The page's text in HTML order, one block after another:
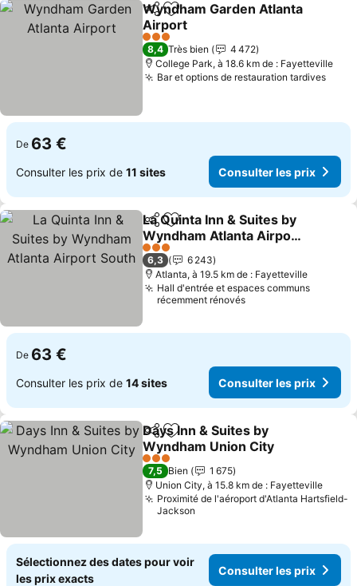
PartagerAjouter à mes favoris
Wyndham Garden Atlanta
Airport
Consulter les prix
3 Étoiles
8,4 Très bien
4 472
College Park, à 18.6 km de : Fayetteville
Bar et options de restauration tardives
De 63 €
Consulter les prix de 11 sites Consulter les prix
PartagerAjouter à mes favoris
La Quinta Inn & Suites by
Wyndham Atlanta Airport
South
Consulter les prix
3 Étoiles
6,3
6 243
Atlanta, à 19.5 km de : Fayetteville
Hall d'entrée et espaces communs
récemment rénovés
De 63 €
Consulter les prix de 14 sites Consulter les prix
PartagerAjouter à mes favoris
Days Inn & Suites by
Wyndham Union City
Consulter les prix
3 Étoiles
7,5 Bien
1 675
Union City, à 15.8 km de : Fayetteville
Proximité de l'aéroport d'Atlanta Hartsfield-
Jackson
Sélectionnez des dates pour voir
les prix exacts
Consulter les prix